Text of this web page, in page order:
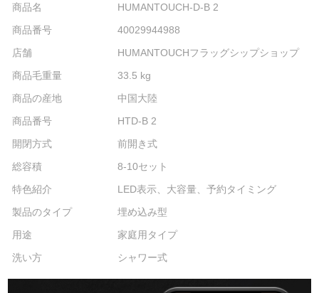
商品名
HUMANTOUCH-D-B 2
商品番号
40029944988
店舗
HUMANTOUCHフラッグシップショップ
商品毛重量
33.5 kg
商品の産地
中国大陸
商品番号
HTD-B 2
開閉方式
前開き式
総容積
8-10セット
特色紹介
LED表示、大容量、予約タイミング
製品のタイプ
埋め込み型
用途
家庭用タイプ
洗い方
シャワー式